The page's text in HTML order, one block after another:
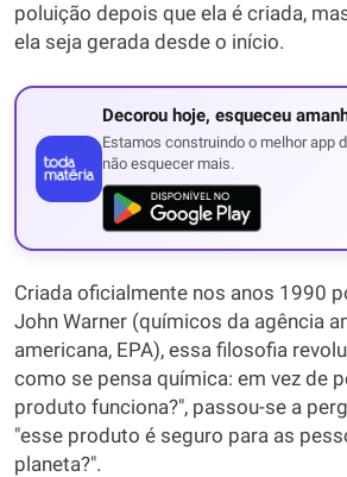
poluição depois que ela é criada,
ela seja gerada desde o início.
Decorou hoje, esqueceu
Estamos construindo o melhor app
não esquecer mais.
Criada oficialmente nos anos 1990
John Warner (químicos da agência
americana, EPA), essa filosofia
como se pensa química: em vez de
produto funciona?", passou-se a
"esse produto é seguro para as
planeta?".